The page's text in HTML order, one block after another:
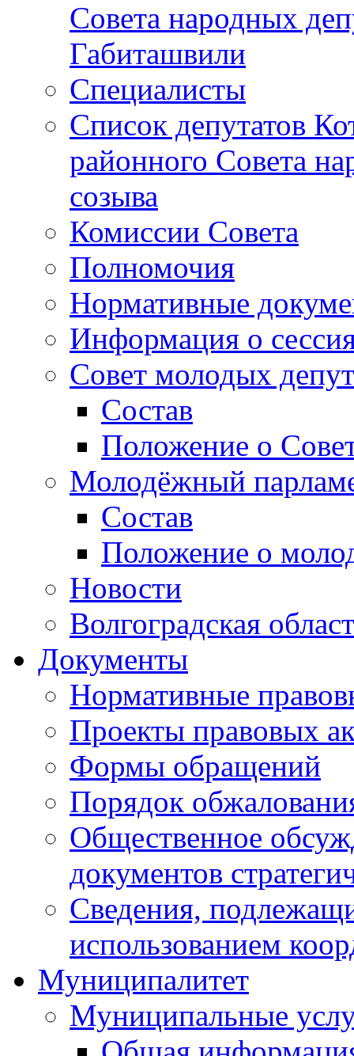
Совета народных
Габиташвили
Специалисты
Список депутатов
районного Совета
созыва
Комиссии Совета
Полномочия
Нормативные
Информация о
Совет молодых
Состав
Положение о
Молодёжный
Состав
Положение о
Новости
Волгоградская
Документы
Нормативные
Проекты правовых
Формы обращений
Порядок
Общественное
документов
Сведения,
использованием
Муниципалитет
Муниципальные